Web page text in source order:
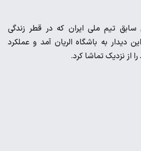
سابق تیم ملی ایران که در قطر زندگی
دیدار به باشگاه الریان آمد و عملکرد
از نزدیک تماشا کرد.